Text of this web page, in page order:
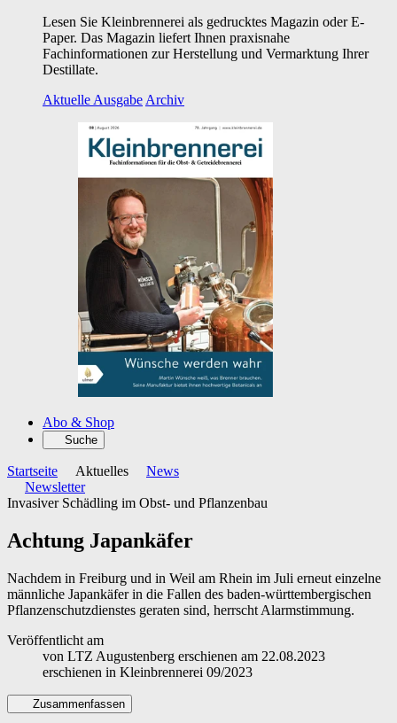
Lesen Sie Kleinbrennerei als gedrucktes Magazin oder E-
Paper. Das Magazin liefert Ihnen praxisnahe
Fachinformationen zur Herstellung und Vermarktung Ihrer
Destillate.
Aktuelle Ausgabe Archiv
Abo & Shop
Suche
Startseite Aktuelles
News
Newsletter
Invasiver Schädling im Obst- und Pflanzenbau
Achtung Japankäfer
Nachdem in Freiburg und in Weil am Rhein im Juli erneut einzelne
männliche Japankäfer in die Fallen des baden-württembergischen
Pflanzenschutzdienstes geraten sind, herrscht Alarmstimmung.
Veröffentlicht am
von LTZ Augustenberg erschienen am 22.08.2023
erschienen in Kleinbrennerei 09/2023
Zusammenfassen